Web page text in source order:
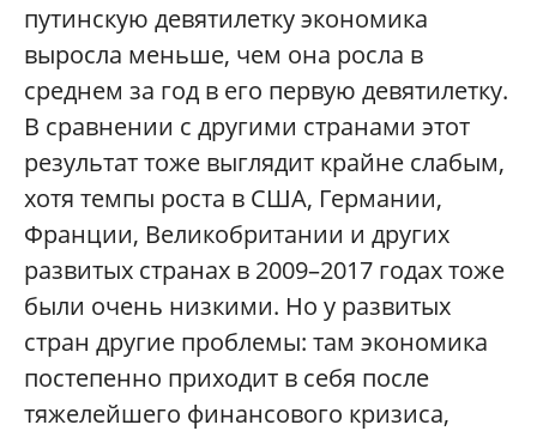
путинскую девятилетку экономика
выросла меньше, чем она росла в
среднем за год в его первую девятилетку.
В сравнении с другими странами этот
результат тоже выглядит крайне слабым,
хотя темпы роста в США, Германии,
Франции, Великобритании и других
развитых странах в 2009–2017 годах тоже
были очень низкими. Но у развитых
стран другие проблемы: там экономика
постепенно приходит в себя после
тяжелейшего финансового кризиса,